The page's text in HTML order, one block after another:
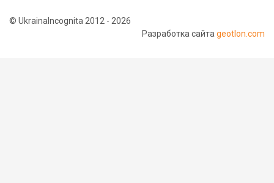
© UkrainaIncognita 2012 - 2026
Разработка сайта geotlon.com